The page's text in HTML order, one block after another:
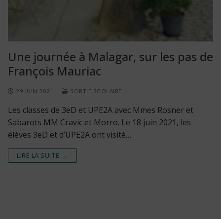
Une journée à Malagar, sur les pas de
François Mauriac
29 JUIN 2021 SORTIE SCOLAIRE
Les classes de 3eD et UPE2A avec Mmes Rosner et
Sabarots MM Cravic et Morro. Le 18 juin 2021, les
élèves 3eD et d’UPE2A ont visité…
LIRE LA SUITE →